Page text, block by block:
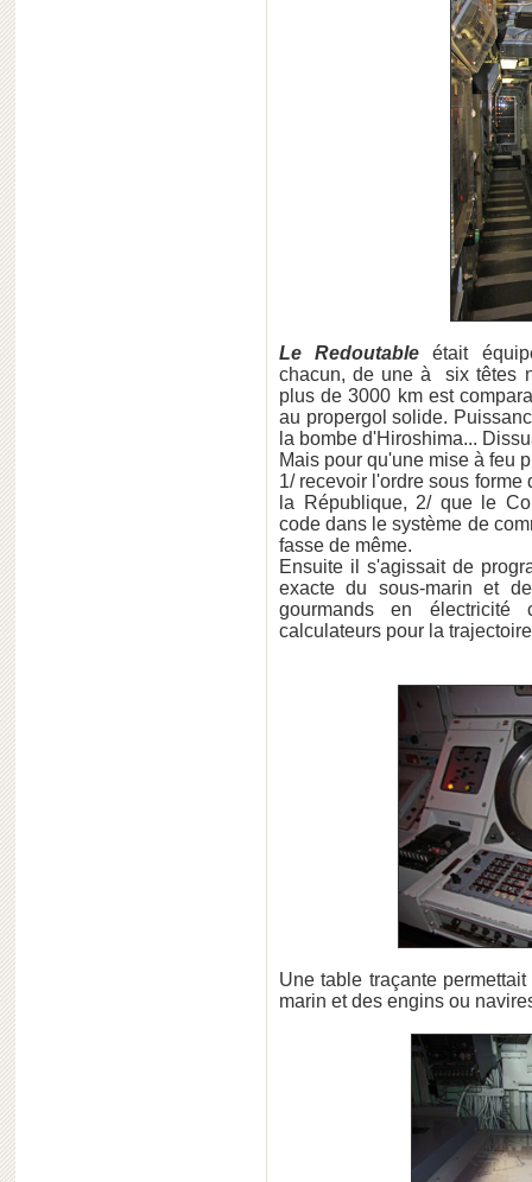
Le Redoutableétait
chacun, de une à six têtes
plus de 3000 km est
au propergol solide.
la bombe d'Hiroshima...
Mais pour qu'une mise à feu
1/ recevoir l'ordre sous
la République, 2/ que le
code dans le système de
fasse de même.
Ensuite il s'agissait de
exacte du sous-marin et
gourmands en électricité
calculateurs pour la
Une table traçante
marin et des engins ou